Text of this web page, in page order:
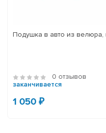
Подушка в авто из велюра,
0 отзывов
заканчивается
1 050 ₽